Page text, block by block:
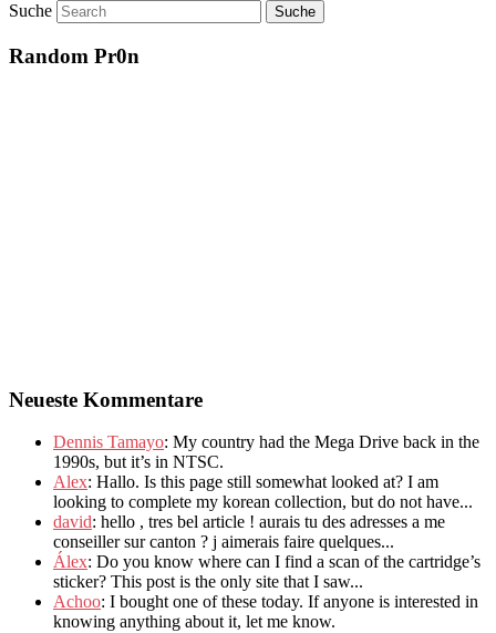
Suche
Random Pr0n
Neueste Kommentare
Dennis Tamayo: My country had the Mega Drive back in the
1990s, but it’s in NTSC.
Alex: Hallo. Is this page still somewhat looked at? I am
looking to complete my korean collection, but do not have...
david: hello , tres bel article ! aurais tu des adresses a me
conseiller sur canton ? j aimerais faire quelques...
Álex: Do you know where can I find a scan of the cartridge’s
sticker? This post is the only site that I saw...
Achoo: I bought one of these today. If anyone is interested in
knowing anything about it, let me know.